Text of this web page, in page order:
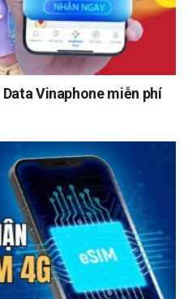
Vinaphone miễn phí